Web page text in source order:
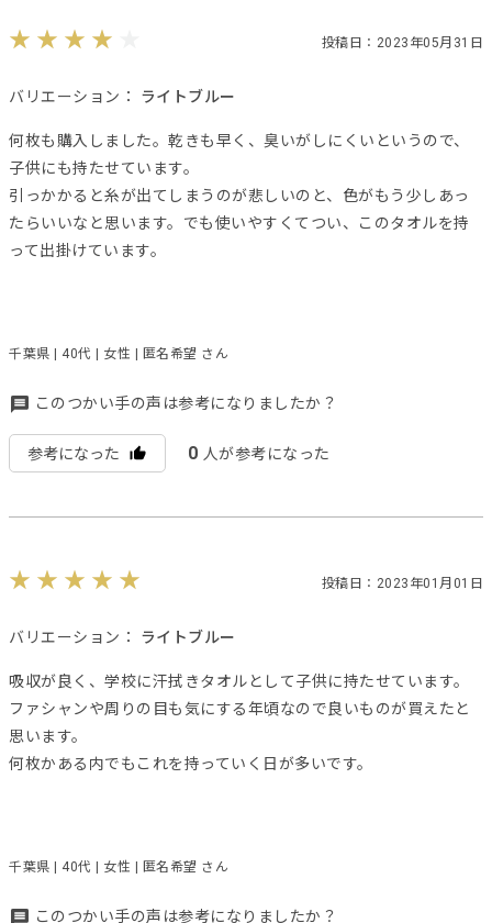
投稿日：2023年05月31日
バリエーション： ライトブルー
何枚も購入しました。乾きも早く、臭いがしにくいというので、
子供にも持たせています。
引っかかると糸が出てしまうのが悲しいのと、色がもう少しあっ
たらいいなと思います。でも使いやすくてつい、このタオルを持
って出掛けています。
千葉県 | 40代 | 女性 | 匿名希望 さん
このつかい手の声は参考になりましたか？
参考になった 0 人が参考になった
投稿日：2023年01月01日
バリエーション： ライトブルー
吸収が良く、学校に汗拭きタオルとして子供に持たせています。
ファシャンや周りの目も気にする年頃なので良いものが買えたと
思います。
何枚かある内でもこれを持っていく日が多いです。
千葉県 | 40代 | 女性 | 匿名希望 さん
このつかい手の声は参考になりましたか？